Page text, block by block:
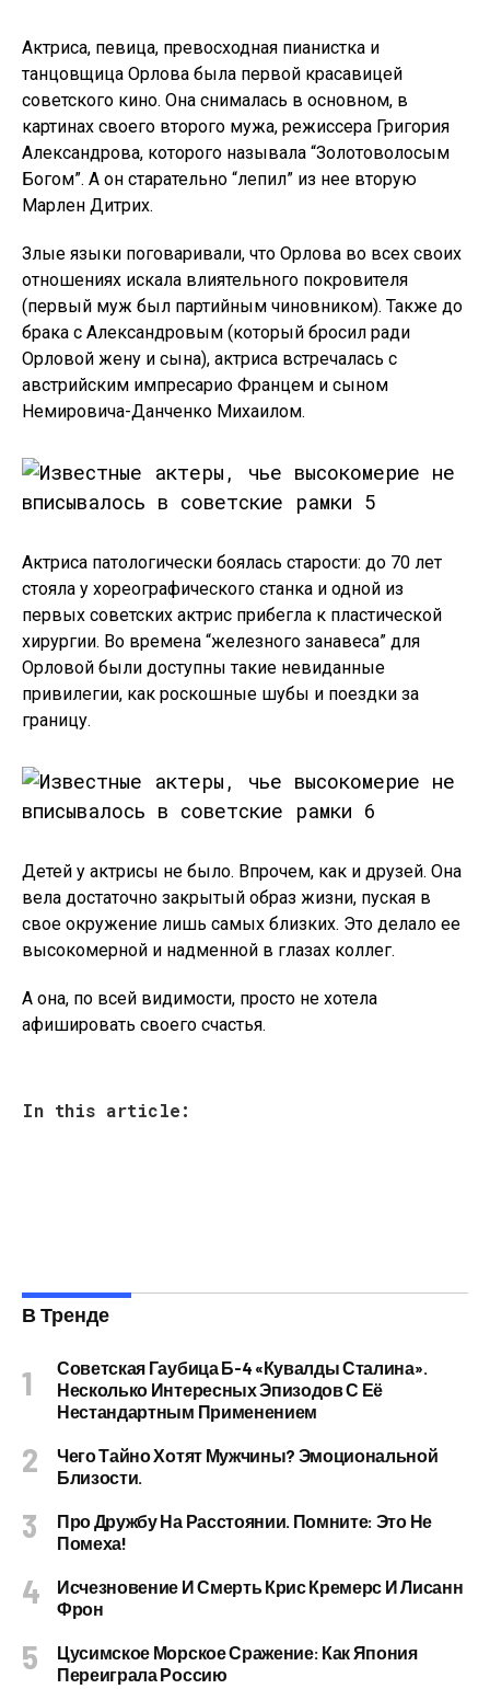
Актриса, певица, превосходная пианистка и
танцовщица Орлова была первой красавицей
советского кино. Она снималась в основном, в
картинах своего второго мужа, режиссера Григория
Александрова, которого называла “Золотоволосым
Богом”. А он старательно “лепил” из нее вторую
Марлен Дитрих.
Злые языки поговаривали, что Орлова во всех своих
отношениях искала влиятельного покровителя
(первый муж был партийным чиновником). Также до
брака с Александровым (который бросил ради
Орловой жену и сына), актриса встречалась с
австрийским импресарио Францем и сыном
Немировича-Данченко Михаилом.
Актриса патологически боялась старости: до 70 лет
стояла у хореографического станка и одной из
первых советских актрис прибегла к пластической
хирургии. Во времена “железного занавеса” для
Орловой были доступны такие невиданные
привилегии, как роскошные шубы и поездки за
границу.
Детей у актрисы не было. Впрочем, как и друзей. Она
вела достаточно закрытый образ жизни, пуская в
свое окружение лишь самых близких. Это делало ее
высокомерной и надменной в глазах коллег.
А она, по всей видимости, просто не хотела
афишировать своего счастья.
In this article:
В Тренде
Советская Гаубица Б-4 «Кувалды Сталина».
Несколько Интересных Эпизодов С Её
Нестандартным Применением
Чего Тайно Хотят Мужчины? Эмоциональной
Близости.
Про Дружбу На Расстоянии. Помните: Это Не
Помеха!
Исчезновение И Смерть Крис Кремерс И Лисанн
Фрон
Цусимское Морское Сражение: Как Япония
Переиграла Россию